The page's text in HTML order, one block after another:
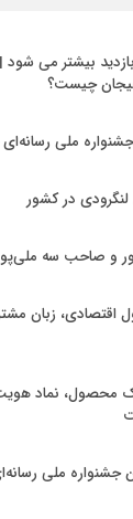
بیشتر می
چیست؟
ملی
در کشور
و صاحب سه
اقتصادی، زبان
یک محصول، نماد
جشنواره ملی